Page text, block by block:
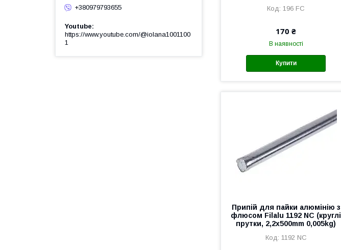
196 FС
170 ₴
В наявності
Купити
Припій для пайки алюмінію з
флюсом Filalu 1192 NC (круглі
прутки, 2,2x500mm 0,005kg)
1192 NC
+380979793655
Youtube
https://www.youtube.com/@iolana1001100
1